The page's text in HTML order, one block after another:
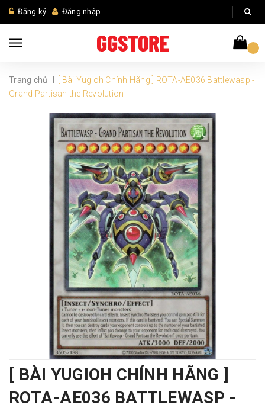
Đăng ký Đăng nhập
Trang chủ
[ Bài Yugioh Chính Hãng ] ROTA-AE036 Battlewasp -
Grand Partisan the Revolution
[ BÀI YUGIOH CHÍNH HÃNG ]
ROTA-AE036 BATTLEWASP -